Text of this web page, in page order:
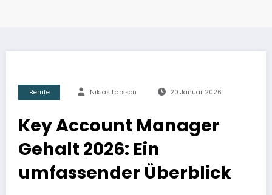
Berufe Niklas Larsson 20 Januar 2026
Key Account Manager
Gehalt 2026: Ein
umfassender Überblick